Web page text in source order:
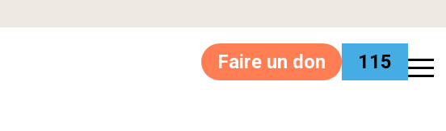
Faire un don 115